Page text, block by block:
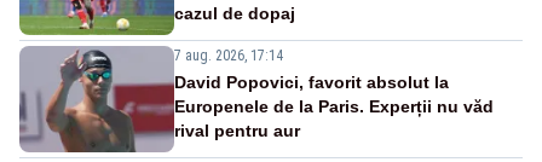
cazul de dopaj
7 aug. 2026, 17:14
David Popovici, favorit absolut la
Europenele de la Paris. Experții nu văd
rival pentru aur